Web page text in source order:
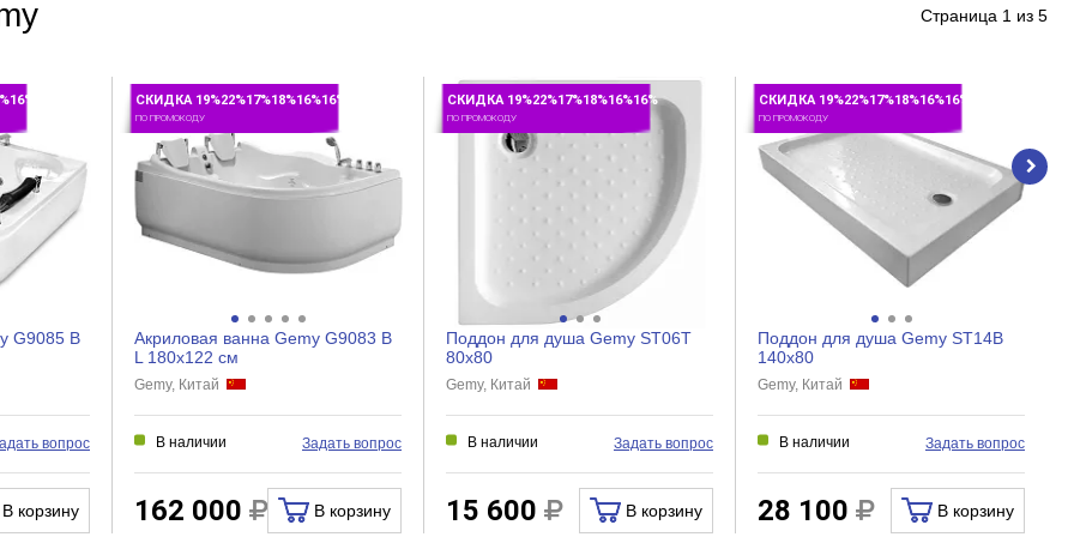
Левый угол
Страница 1 из 5
G9085 B
вопрос
В корзину
СКИДКА 19%22%17%18%16%16%
ПО ПРОМОКОДУ
Акриловая ванна Gemy G9083 B
L 180x122 см
Gemy, Китай
В наличии Задать вопрос
162 000 В корзину
СКИДКА 19%22%17%18%16%16%
ПО ПРОМОКОДУ
Поддон для душа Gemy ST06T
80x80
Gemy, Китай
В наличии Задать вопрос
15 600 В корзину
СКИДКА 19%22%17%18%16%16%
ПО ПРОМОКОДУ
Поддон для душа Gemy ST14B
140x80
Gemy, Китай
В наличии Задать вопрос
28 100 В корзину